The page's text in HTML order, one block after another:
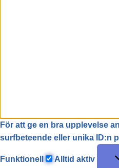
För att ge en bra upplevelse
surfbeteende eller unika ID:n
Funktionell Alltid aktiv